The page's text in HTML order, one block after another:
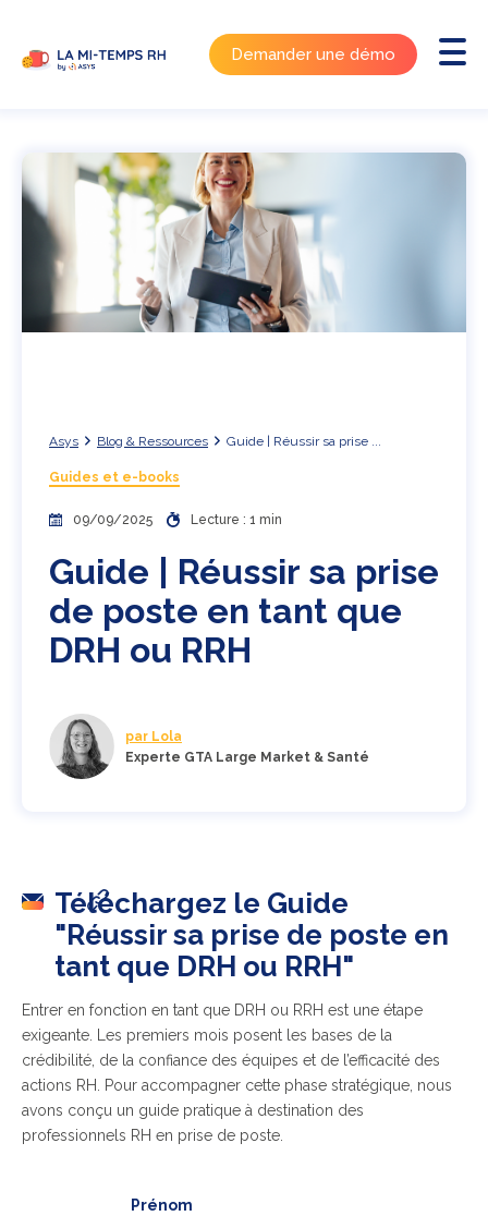
Demander une démo
Asys Blog & Ressources Guide | Réussir sa prise ...
Guides et e-books
09/09/2025 Lecture : 1 min
Guide | Réussir sa prise
de poste en tant que
DRH ou RRH
par Lola
Experte GTA Large Market & Santé
Téléchargez le Guide
"Réussir sa prise de poste en
tant que DRH ou RRH"
Entrer en fonction en tant que DRH ou RRH est une étape
exigeante. Les premiers mois posent les bases de la
crédibilité, de la confiance des équipes et de l’efficacité des
actions RH. Pour accompagner cette phase stratégique, nous
avons conçu un guide pratique à destination des
professionnels RH en prise de poste.
Prénom